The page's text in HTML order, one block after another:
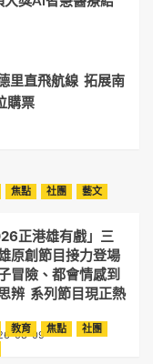
里直飛航線 拓展南
購票
焦點 社團 藝文
正港雄有戲」三
原創節目接力登場
冒險、都會情感到
辨 系列節目現正熱
08-09
教育 焦點
社團